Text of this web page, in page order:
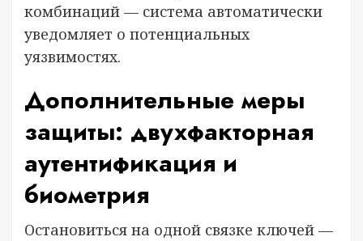
комбинаций — система автоматически
уведомляет о потенциальных
уязвимостях.
Дополнительные меры
защиты: двухфакторная
аутентификация и
биометрия
Остановиться на одной связке ключей —